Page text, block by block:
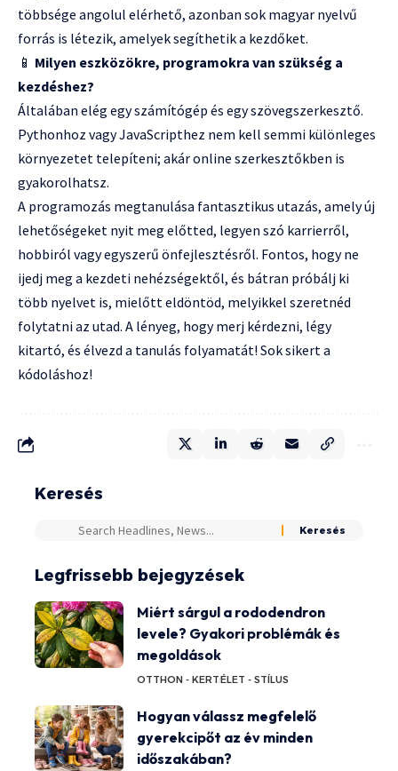
többsége angolul elérhető, azonban sok magyar nyelvű
forrás is létezik, amelyek segíthetik a kezdőket.
📱 Milyen eszközökre, programokra van szükség a
kezdéshez?
Általában elég egy számítógép és egy szövegszerkesztő.
Pythonhoz vagy JavaScripthez nem kell semmi különleges
környezetet telepíteni; akár online szerkesztőkben is
gyakorolhatsz.
A programozás megtanulása fantasztikus utazás, amely új
lehetőségeket nyit meg előtted, legyen szó karrierről,
hobbiról vagy egyszerű önfejlesztésről. Fontos, hogy ne
ijedj meg a kezdeti nehézségektől, és bátran próbálj ki
több nyelvet is, mielőtt eldöntöd, melyikkel szeretnéd
folytatni az utad. A lényeg, hogy merj kérdezni, légy
kitartó, és élvezd a tanulás folyamatát! Sok sikert a
kódoláshoz!
Keresés
Legfrissebb bejegyzések
Miért sárgul a rododendron
levele? Gyakori problémák és
megoldások
OTTHON - KERTÉLET - STÍLUS
Hogyan válassz megfelelő
gyerekcipőt az év minden
időszakában?